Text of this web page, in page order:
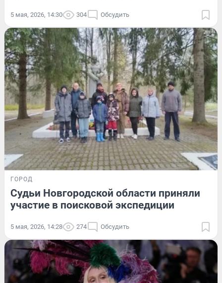
5 мая, 2026, 14:30 304 Обсудить
ГОРОД
Судьи Новгородской области приняли
участие в поисковой экспедиции
5 мая, 2026, 14:28 274 Обсудить